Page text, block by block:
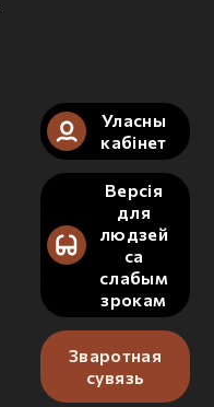
Уласны
кабінет
Версія
для
людзей
са
слабым
зрокам
Зваротная
сувязь